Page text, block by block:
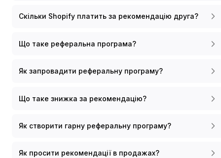
Скільки Shopify платить за рекомендацію друга?
Що таке реферальна програма?
Як запровадити реферальну програму?
Що таке знижка за рекомендацію?
Як створити гарну реферальну програму?
Як просити рекомендації в продажах?